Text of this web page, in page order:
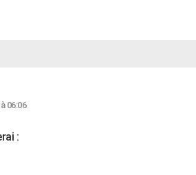
06:06
: